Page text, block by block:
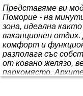
Представяме ви
Поморие - на
зона, идеална
ваканционен
комфорт и
разполага със
от ковано желязо,
паркомясто.